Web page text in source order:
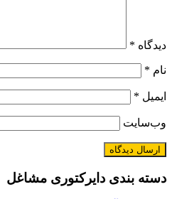
دیدگاه *
نام *
ایمیل *
وب‌سایت
دسته بندی دایرکتوری مشاغل